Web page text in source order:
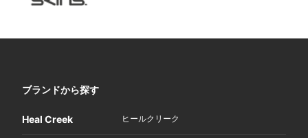
ブランドから探す
Heal Creek ヒールクリーク